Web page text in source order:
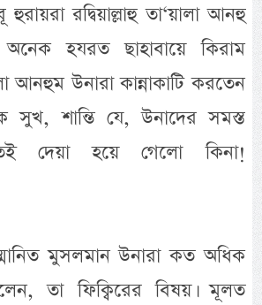
রদ্বিয়াল্লাহু তা‘য়ালা আনহু
হযরত ছাহাবায়ে কিরাম
আনহুম উনারা কান্নাকাটি করতেন
শান্তি যে, উনাদের সমস্ত
দেয়া হয়ে গেলো কিনা!
মুসলমান উনারা কত অধিক
তা ফিক্বিরের বিষয়। মূলত